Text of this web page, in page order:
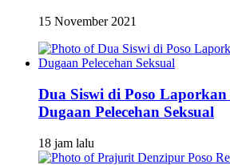
15 November 2021
Dua Siswi di Poso
Dugaan Pelecehan Seksual
18 jam lalu